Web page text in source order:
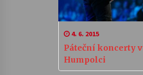
4. 6. 2015
Páteční koncerty v
Humpolci